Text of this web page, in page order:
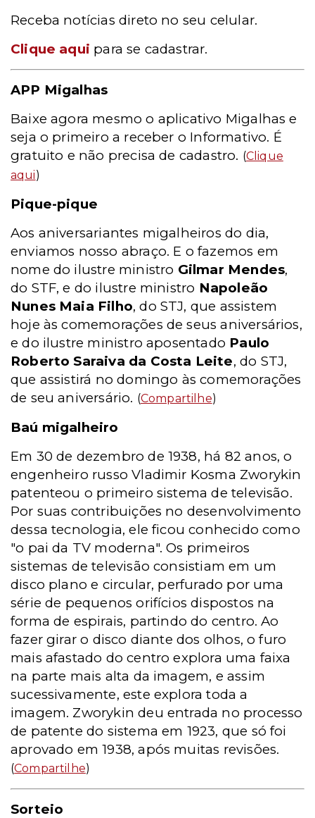
Receba notícias direto no seu celular.
Clique aqui para se cadastrar.
APP Migalhas
Baixe agora mesmo o aplicativo Migalhas e
seja o primeiro a receber o Informativo. É
gratuito e não precisa de cadastro. (Clique
aqui)
Pique-pique
Aos aniversariantes migalheiros do dia,
enviamos nosso abraço. E o fazemos em
nome do ilustre ministro Gilmar Mendes,
do STF, e do ilustre ministro Napoleão
Nunes Maia Filho, do STJ, que assistem
hoje às comemorações de seus aniversários,
e do ilustre ministro aposentado Paulo
Roberto Saraiva da Costa Leite, do STJ,
que assistirá no domingo às comemorações
de seu aniversário. (Compartilhe)
Baú migalheiro
Em 30 de dezembro de 1938, há 82 anos, o
engenheiro russo Vladimir Kosma Zworykin
patenteou o primeiro sistema de televisão.
Por suas contribuições no desenvolvimento
dessa tecnologia, ele ficou conhecido como
"o pai da TV moderna". Os primeiros
sistemas de televisão consistiam em um
disco plano e circular, perfurado por uma
série de pequenos orifícios dispostos na
forma de espirais, partindo do centro. Ao
fazer girar o disco diante dos olhos, o furo
mais afastado do centro explora uma faixa
na parte mais alta da imagem, e assim
sucessivamente, este explora toda a
imagem. Zworykin deu entrada no processo
de patente do sistema em 1923, que só foi
aprovado em 1938, após muitas revisões.
(Compartilhe)
Sorteio